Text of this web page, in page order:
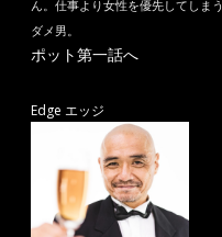
ん。仕事より女性を優先してしまう
ダメ男。
ポット第一話へ
Edge エッジ